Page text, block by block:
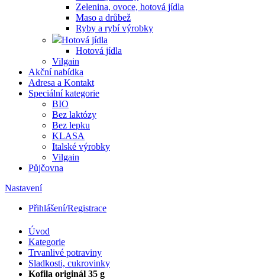
Zelenina, ovoce, hotová jídla
Maso a drůbež
Ryby a rybí výrobky
Hotová jídla
Hotová jídla
Vilgain
Akční nabídka
Adresa a Kontakt
Speciální kategorie
BIO
Bez laktózy
Bez lepku
KLASA
Italské výrobky
Vilgain
Půjčovna
Nastavení
Přihlášení/Registrace
Úvod
Kategorie
Trvanlivé potraviny
Sladkosti, cukrovinky
Kofila originál 35 g